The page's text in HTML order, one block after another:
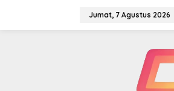
Jumat, 7 Agustus 2026